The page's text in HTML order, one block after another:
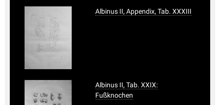
Albinus II, Appendix, Tab. XXXIII
Albinus II, Tab. XXIX:
Fußknochen